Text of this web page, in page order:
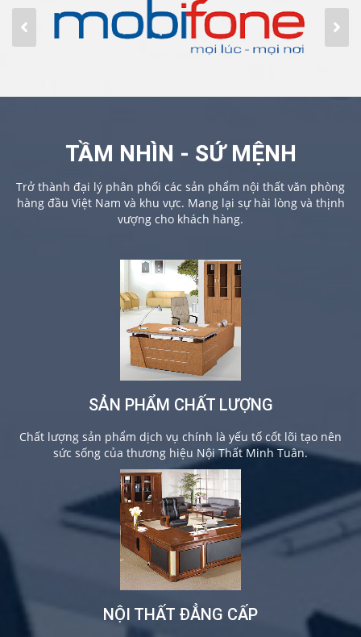
TẦM NHÌN - SỨ MỆNH
Trở thành đại lý phân phối các sản phẩm nội thất văn phòng
hàng đầu Việt Nam và khu vực. Mang lại sự hài lòng và thịnh
vượng cho khách hàng.
SẢN PHẨM CHẤT LƯỢNG
Chất lượng sản phẩm dịch vụ chính là yếu tố cốt lõi tạo nên
sức sống của thương hiệu Nội Thất Minh Tuân.
NỘI THẤT ĐẲNG CẤP